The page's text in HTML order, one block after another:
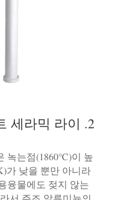
세라믹 라이
녹는점(1860℃)이 높
가 낮을 뿐만 아니라
융물에도 젖지 않는